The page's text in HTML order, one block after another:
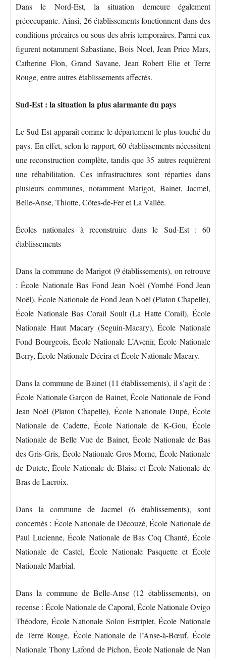
Dans le Nord-Est, la situation demeure également
préoccupante. Ainsi, 26 établissements fonctionnent dans des
conditions précaires ou sous des abris temporaires. Parmi eux
figurent notamment Sabastiane, Bois Noel, Jean Price Mars,
Catherine Flon, Grand Savane, Jean Robert Elie et Terre
Rouge, entre autres établissements affectés.
Sud-Est : la situation la plus alarmante du pays
Le Sud-Est apparaît comme le département le plus touché du
pays. En effet, selon le rapport, 60 établissements nécessitent
une reconstruction complète, tandis que 35 autres requièrent
une réhabilitation. Ces infrastructures sont réparties dans
plusieurs communes, notamment Marigot, Bainet, Jacmel,
Belle-Anse, Thiotte, Côtes-de-Fer et La Vallée.
Écoles nationales à reconstruire dans le Sud-Est : 60
établissements
Dans la commune de Marigot (9 établissements), on retrouve
: École Nationale Bas Fond Jean Noël (Yombé Fond Jean
Noël), École Nationale de Fond Jean Noël (Platon Chapelle),
École Nationale Bas Corail Soult (La Hatte Corail), École
Nationale Haut Macary (Seguin-Macary), École Nationale
Fond Bourgeois, École Nationale L’Avenir, École Nationale
Berry, École Nationale Décira et École Nationale Macary.
Dans la commune de Bainet (11 établissements), il s’agit de :
École Nationale Garçon de Bainet, École Nationale de Fond
Jean Noël (Platon Chapelle), École Nationale Dupé, École
Nationale de Cadette, École Nationale de K-Gou, École
Nationale de Belle Vue de Bainet, École Nationale de Bas
des Gris-Gris, École Nationale Gros Morne, École Nationale
de Dutete, École Nationale de Blaise et École Nationale de
Bras de Lacroix.
Dans la commune de Jacmel (6 établissements), sont
concernés : École Nationale de Découzé, École Nationale de
Paul Lucienne, École Nationale de Bas Coq Chanté, École
Nationale de Castel, École Nationale Pasquette et École
Nationale Marbial.
Dans la commune de Belle-Anse (12 établissements), on
recense : École Nationale de Caporal, École Nationale Ovigo
Théodore, École Nationale Solon Estriplet, École Nationale
de Terre Rouge, École Nationale de l’Anse-à-Bœuf, École
Nationale Thony Lafond de Pichon, École Nationale de Nan